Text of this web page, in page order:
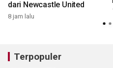
dari Newcastle United
8 jam lalu
Terpopuler